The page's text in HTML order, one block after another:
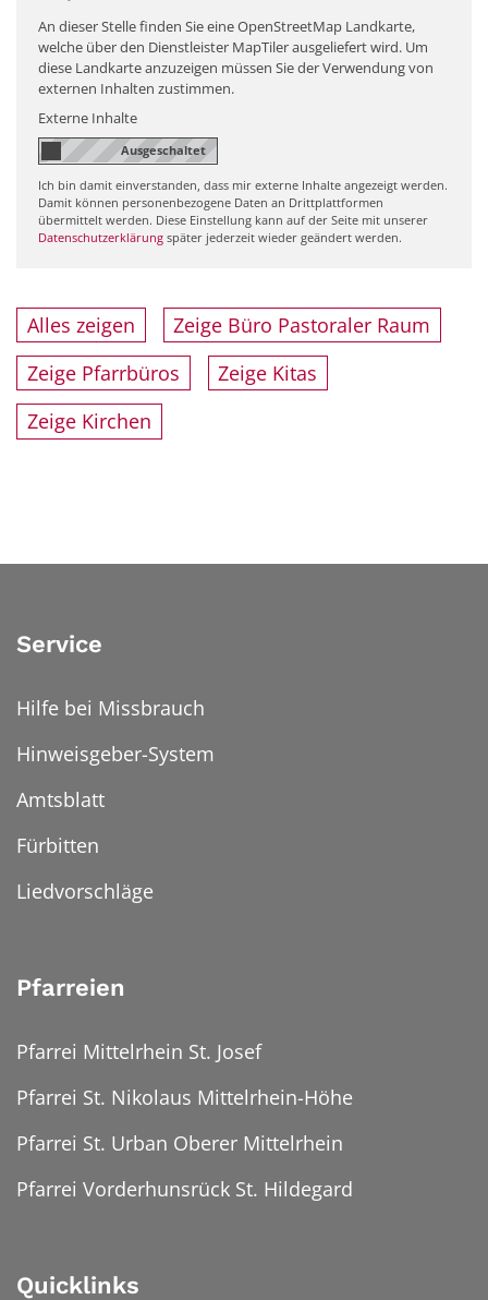
An dieser Stelle finden Sie eine OpenStreetMap Landkarte,
welche über den Dienstleister MapTiler ausgeliefert wird. Um
diese Landkarte anzuzeigen müssen Sie der Verwendung von
externen Inhalten zustimmen.
Externe Inhalte
Ich bin damit einverstanden, dass mir externe Inhalte angezeigt werden.
Damit können personenbezogene Daten an Drittplattformen
übermittelt werden. Diese Einstellung kann auf der Seite mit unserer
Datenschutzerklärung später jederzeit wieder geändert werden.
Alles zeigen
Zeige Büro Pastoraler Raum
Zeige Pfarrbüros
Zeige Kitas
Zeige Kirchen
Service
Hilfe bei Missbrauch
Hinweisgeber-System
Amtsblatt
Fürbitten
Liedvorschläge
Pfarreien
Pfarrei Mittelrhein St. Josef
Pfarrei St. Nikolaus Mittelrhein-Höhe
Pfarrei St. Urban Oberer Mittelrhein
Pfarrei Vorderhunsrück St. Hildegard
Quicklinks